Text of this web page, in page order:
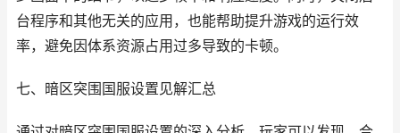
台程序和其他无关的应用，也能帮助提升游戏的运行效
率，避免因体系资源占用过多导致的卡顿。
七、暗区突围国服设置见解汇总